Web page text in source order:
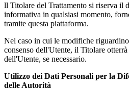
ll Titolare del Trattamento si riserva il
informativa in qualsiasi momento,
tramite questa piattaforma.
Nel caso in cui le modifiche
consenso dell'Utente, il Titolare
dell'Utente, se necessario.
Utilizzo dei Dati Personali per la
delle Autorità